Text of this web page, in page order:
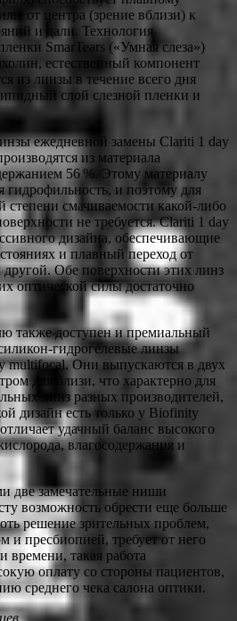
от центра (зрение вблизи) к
и дали. Технология
Smar­Tears («Умная слеза»)
естественный компонент
из линзы в течение всего дня
слой слезной пленки и
ежедневной замены Clariti 1 day
из материала
56 %. Этому материалу
гидрофильность, и поэтому для
степени смачиваемости какой-либо
не требуется. Clariti 1 day
дизайна, обеспечивающие
и плавный переход от
Обе поверхности этих линз
оптической силы достаточно
также доступен и премиальный
гидрогелевые линзы
multifocal. Они выпускаются в двух
для близи, что характерно для
линз разных производителей,
дизайн есть только у Biofinity
удачный баланс высокого
влагосодержания и
две замечательные ниши
возможность обрести еще больше
решение зрительных проблем,
и пресбиопией, требует от него
времени, такая работа
оплату со стороны пациентов,
среднего чека салона оптики.